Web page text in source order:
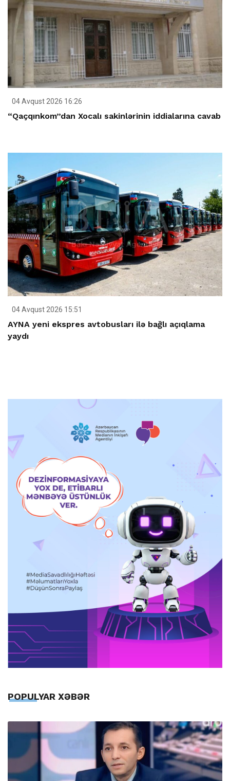
04 Avqust 2026 16:26
“Qaçqınkom”dan Xocalı sakinlərinin iddialarına cavab
04 Avqust 2026 15:51
AYNA yeni ekspres avtobusları ilə bağlı açıqlama
yaydı
POPULYAR XƏBƏR